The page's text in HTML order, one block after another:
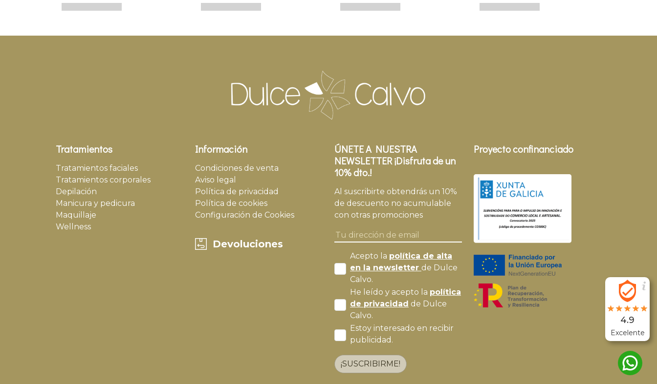
Tratamientos
Tratamientos faciales
Tratamientos corporales
Depilación
Manicura y pedicura
Maquillaje
Wellness
Información
Condiciones de venta
Aviso legal
Política de privacidad
Política de cookies
Configuración de Cookies
Devoluciones
ÚNETE A NUESTRA
NEWSLETTER ¡Disfruta de un
10% dto.!
Al suscribirte obtendrás un 10%
de descuento no acumulable
con otras promociones
Acepto la política de alta
en la newsletter de Dulce
Calvo.
He leído y acepto la política
de privacidad de Dulce
Calvo.
Estoy interesado en recibir
publicidad.
¡SUSCRIBIRME!
Proyecto confinanciado
4.9
Excelente